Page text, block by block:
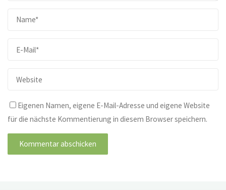
Eigenen Namen, eigene E-Mail-Adresse und eigene Website
für die nächste Kommentierung in diesem Browser speichern.